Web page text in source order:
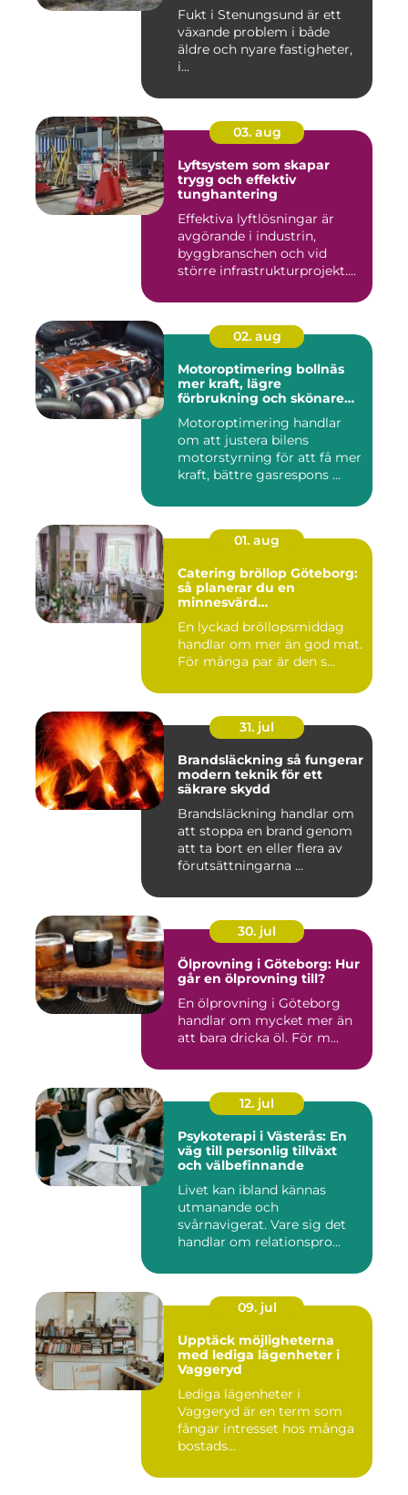
Fukt i Stenungsund är ett
växande problem i både
äldre och nyare fastigheter,
i...
03. aug
Lyftsystem som skapar
trygg och effektiv
tunghantering
Effektiva lyftlösningar är
avgörande i industrin,
byggbranschen och vid
större infrastrukturprojekt....
02. aug
Motoroptimering bollnäs
mer kraft, lägre
förbrukning och skönare
Motoroptimering handlar
om att justera bilens
motorstyrning för att få mer
kraft, bättre gasrespons ...
01. aug
Catering bröllop Göteborg:
så planerar du en
minnesvärd
En lyckad bröllopsmiddag
handlar om mer än god mat.
För många par är den s...
31. jul
Brandsläckning så fungerar
modern teknik för ett
säkrare skydd
Brandsläckning handlar om
att stoppa en brand genom
att ta bort en eller flera av
förutsättningarna ...
30. jul
Ölprovning i Göteborg: Hur
går en ölprovning till?
En ölprovning i Göteborg
handlar om mycket mer än
att bara dricka öl. För m...
12. jul
Psykoterapi i Västerås: En
väg till personlig tillväxt
och välbefinnande
Livet kan ibland kännas
utmanande och
svårnavigerat. Vare sig det
handlar om relationspro...
09. jul
Upptäck möjligheterna
med lediga lägenheter i
Vaggeryd
Lediga lägenheter i
Vaggeryd är en term som
fångar intresset hos många
bostads...